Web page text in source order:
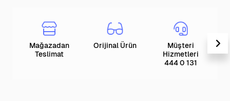
Mağazadan
Teslimat
Orijinal Ürün
Müşteri
Hizmetleri
444 0 131